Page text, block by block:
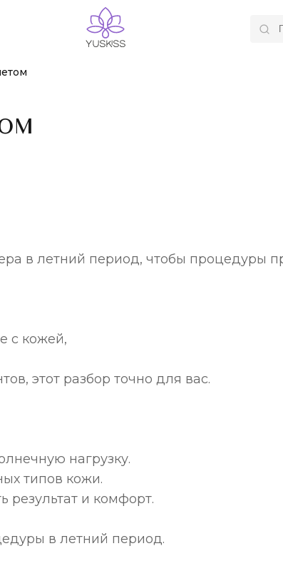
в летний период, чтобы процедуры
с кожей,
этот разбор точно для вас.
нагрузку.
типов кожи.
результат и комфорт.
в летний период.